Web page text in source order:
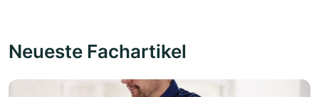
Neueste Fachartikel